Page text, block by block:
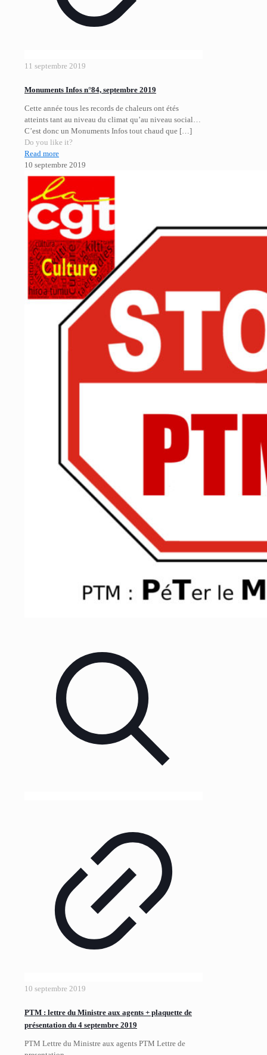
11 septembre 2019
Monuments Infos n°84, septembre 2019
Cette année tous les records de chaleurs ont étés
atteints tant au niveau du climat qu’au niveau social…
C’est donc un Monuments Infos tout chaud que […]
Do you like it?
Read more
10 septembre 2019
10 septembre 2019
PTM : lettre du Ministre aux agents + plaquette de
présentation du 4 septembre 2019
PTM Lettre du Ministre aux agents PTM Lettre de